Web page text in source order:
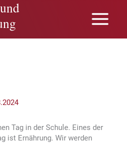
Tag in der Schule. Eines der
ist Ernährung. Wir werden